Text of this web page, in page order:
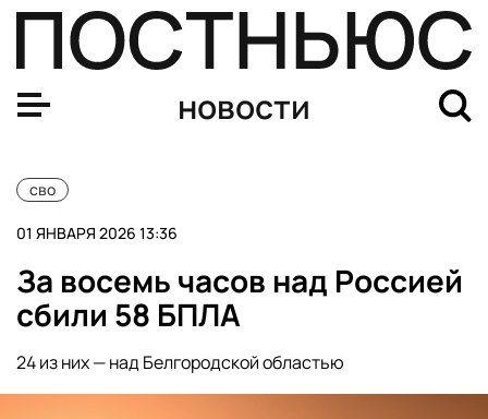
новости
сво
01 ЯНВАРЯ 2026 13:36
За восемь часов над Россией
сбили 58 БПЛА
24 из них — над Белгородской областью
Медведев: возмездие за атаку ВСУ в Херсонской